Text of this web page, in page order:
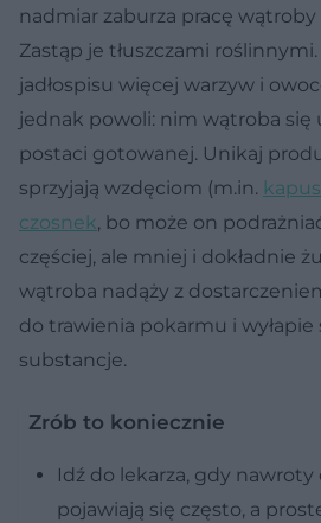
nadmiar zaburza pracę wątroby
Zastąp je tłuszczami
jadłospisu więcej warzyw i
jednak powoli: nim wątroba się
postaci gotowanej. Unikaj
sprzyjają wzdęciom (m.in.
czosnek, bo może on
częściej, ale mniej i dokładnie
wątroba nadąży z
do trawienia pokarmu i wyłapie
substancje.
Zrób to koniecznie
Idź do lekarza, gdy
pojawiają się często, a